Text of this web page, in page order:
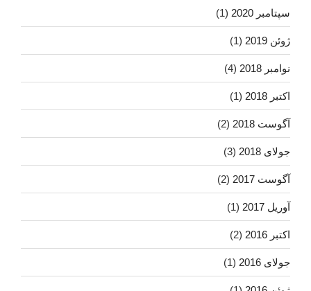
سپتامبر 2020 (1)
ژوئن 2019 (1)
نوامبر 2018 (4)
اکتبر 2018 (1)
آگوست 2018 (2)
جولای 2018 (3)
آگوست 2017 (2)
آوریل 2017 (1)
اکتبر 2016 (2)
جولای 2016 (1)